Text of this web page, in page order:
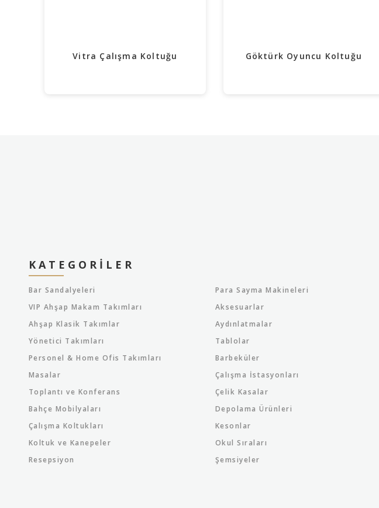
Vitra Çalışma Koltuğu Göktürk Oyuncu Koltuğu
KATEGORILER
Bar Sandalyeleri
VIP Ahşap Makam Takımları
Ahşap Klasik Takımlar
Yönetici Takımları
Personel & Home Ofis Takımları
Masalar
Toplantı ve Konferans
Bahçe Mobilyaları
Çalışma Koltukları
Koltuk ve Kanepeler
Resepsiyon
Para Sayma Makineleri
Aksesuarlar
Aydınlatmalar
Tablolar
Barbeküler
Çalışma İstasyonları
Çelik Kasalar
Depolama Ürünleri
Kesonlar
Okul Sıraları
Şemsiyeler